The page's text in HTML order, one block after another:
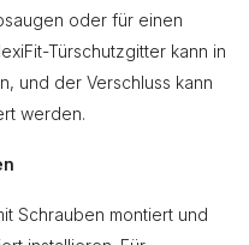
oder für einen
Türschutzgitter kann in
und der Verschluss kann
werden.
Schrauben montiert und